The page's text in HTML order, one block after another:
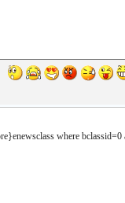
where